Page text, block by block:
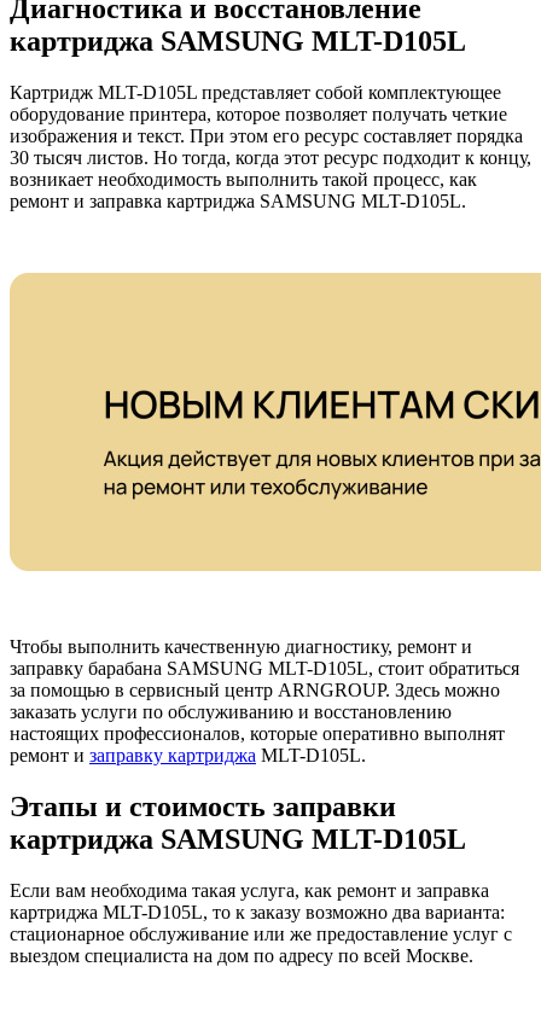
Диагностика и восстановление
картриджа SAMSUNG MLT-D105L
Картридж MLT-D105L представляет собой комплектующее
оборудование принтера, которое позволяет получать четкие
изображения и текст. При этом его ресурс составляет порядка
30 тысяч листов. Но тогда, когда этот ресурс подходит к концу,
возникает необходимость выполнить такой процесс, как
ремонт и заправка картриджа SAMSUNG MLT-D105L.
Чтобы выполнить качественную диагностику, ремонт и
заправку барабана SAMSUNG MLT-D105L, стоит обратиться
за помощью в сервисный центр ARNGROUP. Здесь можно
заказать услуги по обслуживанию и восстановлению
настоящих профессионалов, которые оперативно выполнят
ремонт и заправку картриджа MLT-D105L.
Этапы и стоимость заправки
картриджа SAMSUNG MLT-D105L
Если вам необходима такая услуга, как ремонт и заправка
картриджа MLT-D105L, то к заказу возможно два варианта:
стационарное обслуживание или же предоставление услуг с
выездом специалиста на дом по адресу по всей Москве.